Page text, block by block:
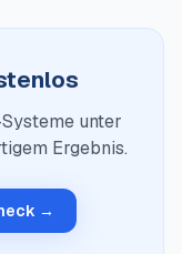
unter
Ergebnis.
→